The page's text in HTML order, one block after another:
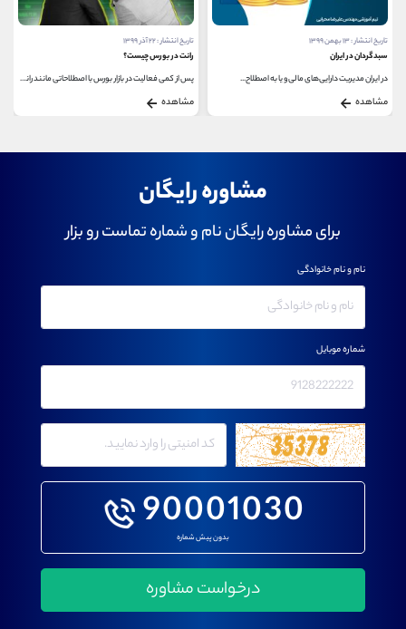
تاریخ انتشار : ۱۳ بهمن ۱۳۹۹
سبدگردان در ایران
در ایران مدیریت دارایی‌های مالی و یا به اصطلاح...
مشاهده
تاریخ انتشار : ۲۲ آذر ۱۳۹۹
رانت در بورس چیست؟
پس از کمی فعالیت در بازار بورس با اصطلاحاتی مانند رانت...
مشاهده
مشاوره رایگان
برای مشاوره رایگان نام و شماره تماست رو بزار
90001030
بدون پیش شماره
نام و نام خانوادگی
شماره موبایل